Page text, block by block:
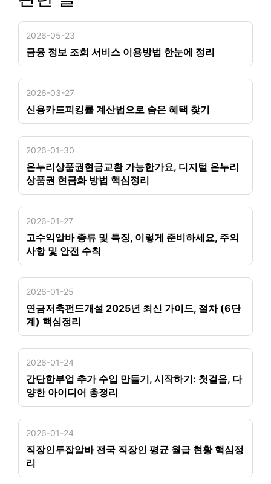
2026-05-23
금융 정보 조회 서비스 이용방법 한눈에 정리
2026-03-27
신용카드피킹률 계산법으로 숨은 혜택 찾기
2026-01-30
온누리상품권현금교환 가능한가요, 디지털 온누리
상품권 현금화 방법 핵심정리
2026-01-27
고수익알바 종류 및 특징, 이렇게 준비하세요, 주의
사항 및 안전 수칙
2026-01-25
연금저축펀드개설 2025년 최신 가이드, 절차 (6단
계) 핵심정리
2026-01-24
간단한부업 추가 수입 만들기, 시작하기: 첫걸음, 다
양한 아이디어 총정리
2026-01-24
직장인투잡알바 전국 직장인 평균 월급 현황 핵심정
리